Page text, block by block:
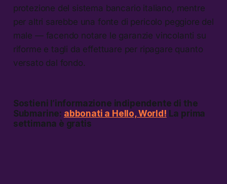
protezione del sistema bancario italiano, mentre
per altri sarebbe una fonte di pericolo peggiore del
male — facendo notare le garanzie vincolanti su
riforme e tagli da effettuare per ripagare quanto
versato dal fondo.
Sostieni l’informazione indipendente di the
Submarine: abbonati a Hello, World! La prima
settimana è gratis